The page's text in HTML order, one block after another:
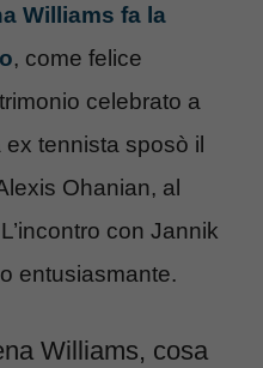
Williams fa la
, come felice
celebrato a
tennista sposò il
Ohanian, al
con Jannik
entusiasmante.
Williams, cosa